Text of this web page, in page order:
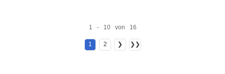
1 - 10 von 16
1 2 ❯ ❯❯